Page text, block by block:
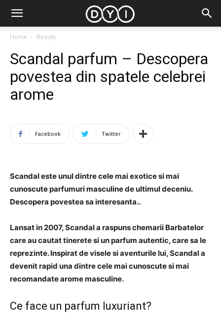
Home Beauty
Scandal parfum – Descopera
povestea din spatele celebrei
arome
Facebook Twitter
Scandal este unul dintre cele mai exotice si mai
cunoscute parfumuri masculine de ultimul deceniu.
Descopera povestea sa interesanta..
Lansat in 2007, Scandal a raspuns chemarii Barbatelor
care au cautat tinerete si un parfum autentic, care sa le
reprezinte. Inspirat de visele si aventurile lui, Scandal a
devenit rapid una dintre cele mai cunoscute si mai
recomandate arome masculine.
Ce face un parfum luxuriant?